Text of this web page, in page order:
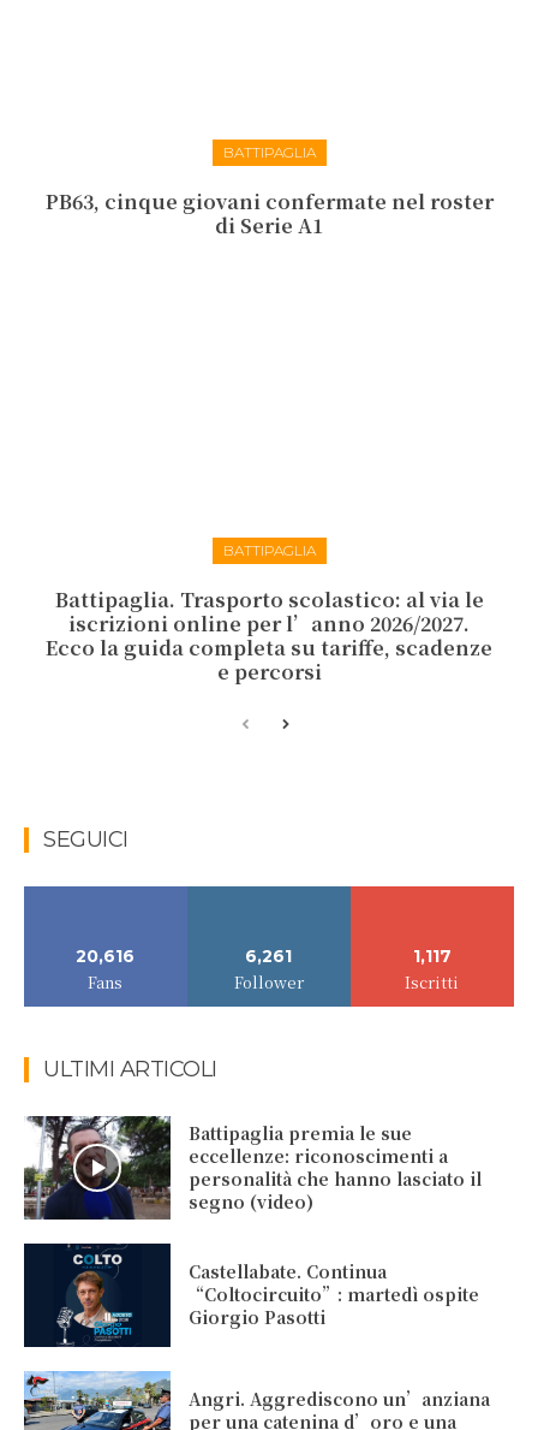
BATTIPAGLIA
PB63, cinque giovani confermate nel roster
di Serie A1
BATTIPAGLIA
Battipaglia. Trasporto scolastico: al via le
iscrizioni online per l’anno 2026/2027.
Ecco la guida completa su tariffe, scadenze
e percorsi
SEGUICI
20,616
Fans
6,261
Follower
1,117
Iscritti
ULTIMI ARTICOLI
Battipaglia premia le sue
eccellenze: riconoscimenti a
personalità che hanno lasciato il
segno (video)
Castellabate. Continua
“Coltocircuito”: martedì ospite
Giorgio Pasotti
Angri. Aggrediscono un’anziana
per una catenina d’oro e una